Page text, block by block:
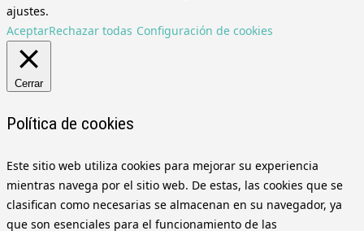
ajustes.
AceptarRechazar todas Configuración de cookies
Cerrar
Política de cookies
Este sitio web utiliza cookies para mejorar su experiencia
mientras navega por el sitio web. De estas, las cookies que se
clasifican como necesarias se almacenan en su navegador, ya
que son esenciales para el funcionamiento de las